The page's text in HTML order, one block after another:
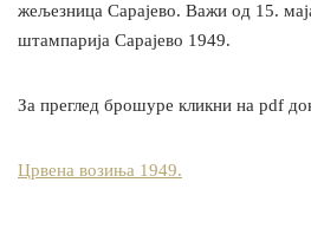
жељезница Сарајево. Важи од 15.
штампарија Сарајево 1949.
За преглед брошуре кликни на pdf
Црвена возиња 1949.